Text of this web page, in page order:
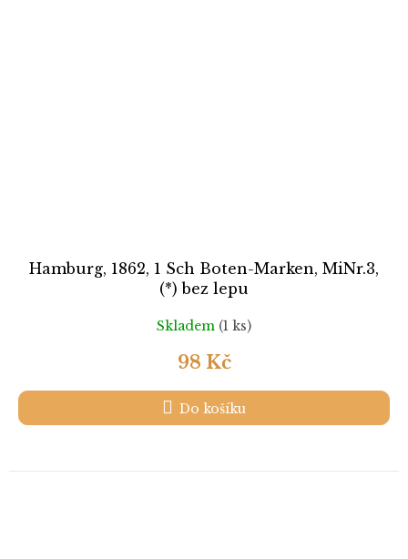
Hamburg, 1862, 1 Sch Boten-Marken, MiNr.3,
(*) bez lepu
Skladem (1 ks)
98 Kč
Do košíku